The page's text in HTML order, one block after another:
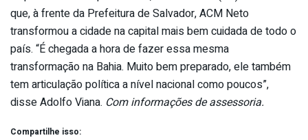
que, à frente da Prefeitura de Salvador, ACM Neto
transformou a cidade na capital mais bem cuidada de todo o
país. “É chegada a hora de fazer essa mesma
transformação na Bahia. Muito bem preparado, ele também
tem articulação política a nível nacional como poucos”,
disse Adolfo Viana. Com informações de assessoria.
Compartilhe isso: